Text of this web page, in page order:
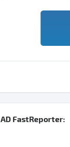
AD FastReporter: